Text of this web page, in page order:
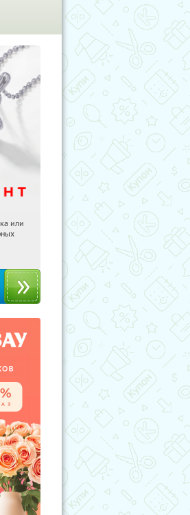
или